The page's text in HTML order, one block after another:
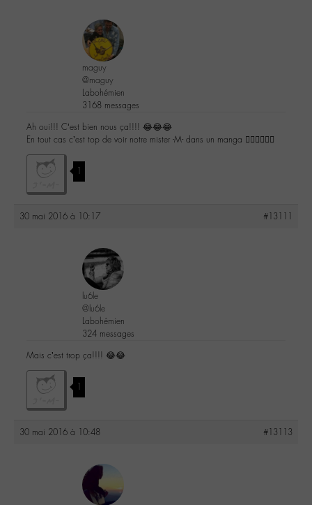
maguy
@maguy
Labohémien
3168 messages
Ah oui!!! C’est bien nous ça!!!! 😂😂😂
En tout cas c’est top de voir notre mister -M- dans un manga 👍🏼👍🏼👍🏼
1
30 mai 2016 à 10:17 #13111
lu6le
@lu6le
Labohémien
324 messages
Mais c’est trop ça!!!! 😂😂
1
30 mai 2016 à 10:48 #13113